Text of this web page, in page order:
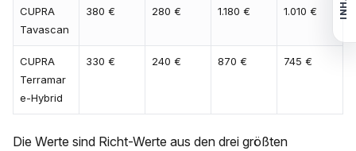
CUPRA
Tavascan
380 € 280 € 1.180 € 1.010 €
CUPRA
Terramar
e-Hybrid
330 € 240 € 870 € 745 €
Die Werte sind Richt-Werte aus den drei größten